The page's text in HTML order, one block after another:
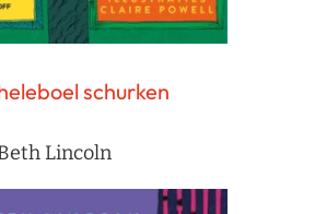
schurken
Lincoln